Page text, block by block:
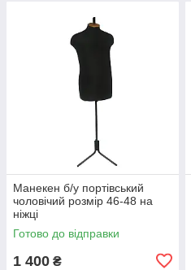
Манекен б/у портівський
чоловічий розмір 46-48 на
ніжці
Готово до відправки
1 400 ₴